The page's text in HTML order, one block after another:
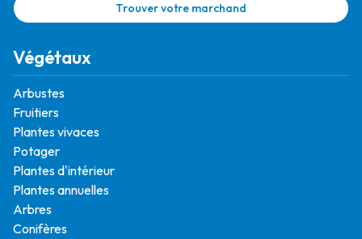
Trouver votre marchand
Végétaux
Arbustes
Fruitiers
Plantes vivaces
Potager
Plantes d'intérieur
Plantes annuelles
Arbres
Conifères